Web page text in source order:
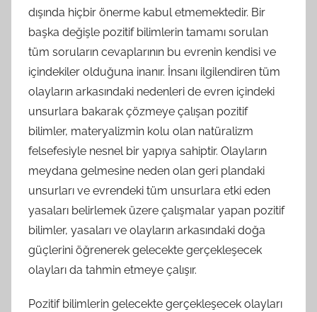
dışında hiçbir önerme kabul etmemektedir. Bir
başka değişle pozitif bilimlerin tamamı sorulan
tüm soruların cevaplarının bu evrenin kendisi ve
içindekiler olduğuna inanır. İnsanı ilgilendiren tüm
olayların arkasındaki nedenleri de evren içindeki
unsurlara bakarak çözmeye çalışan pozitif
bilimler, materyalizmin kolu olan natüralizm
felsefesiyle nesnel bir yapıya sahiptir. Olayların
meydana gelmesine neden olan geri plandaki
unsurları ve evrendeki tüm unsurlara etki eden
yasaları belirlemek üzere çalışmalar yapan pozitif
bilimler, yasaları ve olayların arkasındaki doğa
güçlerini öğrenerek gelecekte gerçekleşecek
olayları da tahmin etmeye çalışır.
Pozitif bilimlerin gelecekte gerçekleşecek olayları